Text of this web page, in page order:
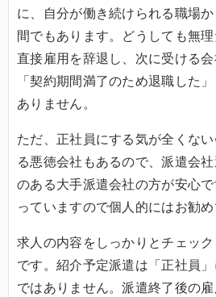
に、自分が働き続けられる職場
間でもあります。どうしても無
直接雇用を辞退し、次に受ける
「契約期間満了のため退職した
ありません。
ただ、正社員にする気が全くな
る悪徳会社もあるので、派遣会
のある大手派遣会社の方が安心
っていますので個人的にはお勧め
求人の内容をしっかりとチェッ
です。紹介予定派遣は「正社員
ではありません。派遣終了後の